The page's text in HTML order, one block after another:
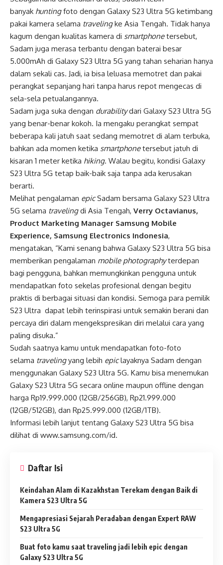
banyak huntingfoto dengan Galaxy S23 Ultra 5G ketimbang
pakai kamera selama travelingke Asia Tengah. Tidak hanya
kagum dengan kualitas kamera di smartphonetersebut,
Sadam juga merasa terbantu dengan baterai besar
5.000mAh di Galaxy S23 Ultra 5G yang tahan seharian hanya
dalam sekali cas. Jadi, ia bisa leluasa memotret dan pakai
perangkat sepanjang hari tanpa harus repot mengecas di
sela-sela petualangannya.
Sadam juga suka dengan durabilitydari Galaxy S23 Ultra 5G
yang benar-benar kokoh. Ia mengaku perangkat sempat
beberapa kali jatuh saat sedang memotret di alam terbuka,
bahkan ada momen ketika smartphonetersebut jatuh di
kisaran 1 meter ketika hiking. Walau begitu, kondisi Galaxy
S23 Ultra 5G tetap baik-baik saja tanpa ada kerusakan
berarti.
Melihat pengalaman epicSadam bersama Galaxy S23 Ultra
5G selama travelingdi Asia Tengah, Verry Octavianus,
Product Marketing Manager Samsung Mobile
Experience, Samsung Electronics Indonesia,
mengatakan, “Kami senang bahwa Galaxy S23 Ultra 5G bisa
memberikan pengalaman mobile photographyterdepan
bagi pengguna, bahkan memungkinkan pengguna untuk
mendapatkan foto sekelas profesional dengan begitu
praktis di berbagai situasi dan kondisi. Semoga para pemilik
S23 Ultra dapat lebih terinspirasi untuk semakin berani dan
percaya diri dalam mengekspresikan diri melalui cara yang
paling disuka.”
Sudah saatnya kamu untuk mendapatkan foto-foto
selama travelingyang lebih epiclayaknya Sadam dengan
menggunakan Galaxy S23 Ultra 5G. Kamu bisa menemukan
Galaxy S23 Ultra 5G secara online maupun offline dengan
harga Rp19.999.000 (12GB/256GB), Rp21.999.000
(12GB/512GB), dan Rp25.999.000 (12GB/1TB).
Informasi lebih lanjut tentang Galaxy S23 Ultra 5G bisa
dilihat di www.samsung.com/id.
Daftar Isi
Keindahan Alam di Kazakhstan Terekam dengan Baik di
Kamera S23 Ultra 5G
Mengapresiasi Sejarah Peradaban dengan Expert RAW
S23 Ultra 5G
Buat foto kamu saat traveling jadi lebih epic dengan
Galaxy S23 Ultra 5G